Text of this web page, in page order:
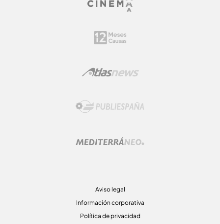
Aviso legal
Información corporativa
Política de privacidad